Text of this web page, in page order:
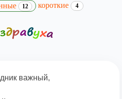
12 короткие 4
важный,